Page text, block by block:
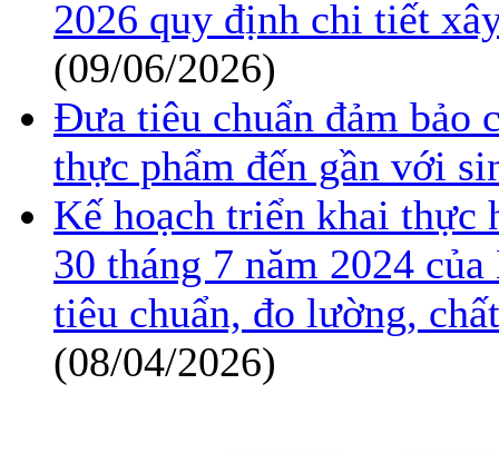
2026 quy định chi tiết
(09/06/2026)
Đưa tiêu chuẩn đảm bảo
thực phẩm đến gần với
Kế hoạch triển khai thực
30 tháng 7 năm 2024
tiêu chuẩn, đo lường,
(08/04/2026)